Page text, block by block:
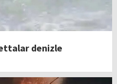
denizle